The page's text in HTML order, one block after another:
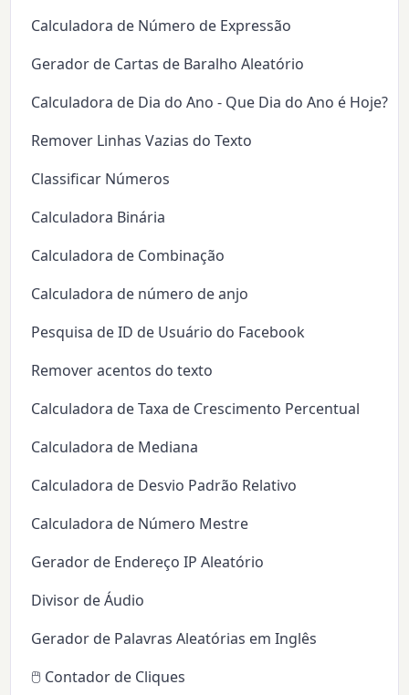
Calculadora de Número de Expressão
Gerador de Cartas de Baralho Aleatório
Calculadora de Dia do Ano - Que Dia do Ano é Hoje?
Remover Linhas Vazias do Texto
Classificar Números
Calculadora Binária
Calculadora de Combinação
Calculadora de número de anjo
Pesquisa de ID de Usuário do Facebook
Remover acentos do texto
Calculadora de Taxa de Crescimento Percentual
Calculadora de Mediana
Calculadora de Desvio Padrão Relativo
Calculadora de Número Mestre
Gerador de Endereço IP Aleatório
Divisor de Áudio
Gerador de Palavras Aleatórias em Inglês
🖱️ Contador de Cliques